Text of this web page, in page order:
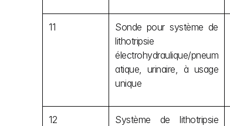
11
Sonde pour système de
lithotripsie
électrohydraulique/pneum
atique, urinaire, à usage
unique
12
Système de lithotripsie